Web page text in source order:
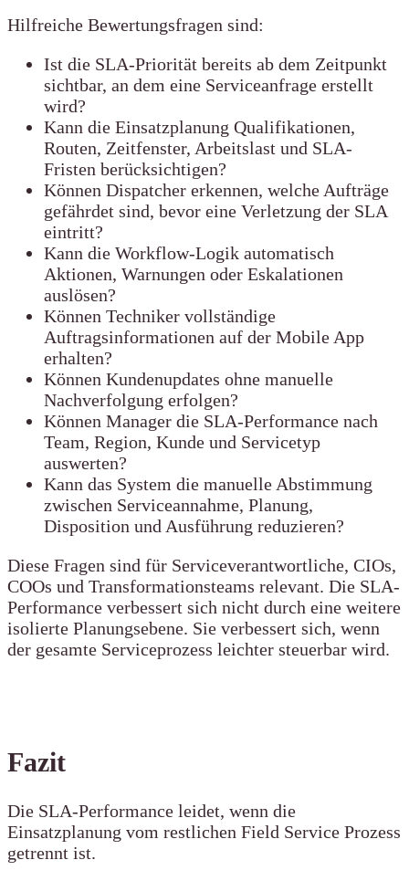
Hilfreiche Bewertungsfragen sind:
Ist die SLA-Priorität bereits ab dem Zeitpunkt
sichtbar, an dem eine Serviceanfrage erstellt
wird?
Kann die Einsatzplanung Qualifikationen,
Routen, Zeitfenster, Arbeitslast und SLA-
Fristen berücksichtigen?
Können Dispatcher erkennen, welche Aufträge
gefährdet sind, bevor eine Verletzung der SLA
eintritt?
Kann die Workflow-Logik automatisch
Aktionen, Warnungen oder Eskalationen
auslösen?
Können Techniker vollständige
Auftragsinformationen auf der Mobile App
erhalten?
Können Kundenupdates ohne manuelle
Nachverfolgung erfolgen?
Können Manager die SLA-Performance nach
Team, Region, Kunde und Servicetyp
auswerten?
Kann das System die manuelle Abstimmung
zwischen Serviceannahme, Planung,
Disposition und Ausführung reduzieren?
Diese Fragen sind für Serviceverantwortliche, CIOs,
COOs und Transformationsteams relevant. Die SLA-
Performance verbessert sich nicht durch eine weitere
isolierte Planungsebene. Sie verbessert sich, wenn
der gesamte Serviceprozess leichter steuerbar wird.
Fazit
Die SLA-Performance leidet, wenn die
Einsatzplanung vom restlichen Field Service Prozess
getrennt ist.